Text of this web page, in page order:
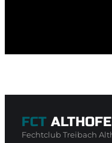
FCT
Fechtclub Treibach